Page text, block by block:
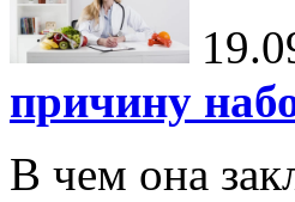
причину
В чем она